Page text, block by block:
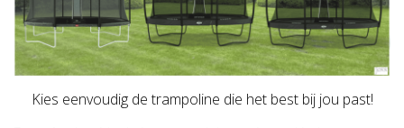
Kies eenvoudig de trampoline die het best bij jou past!